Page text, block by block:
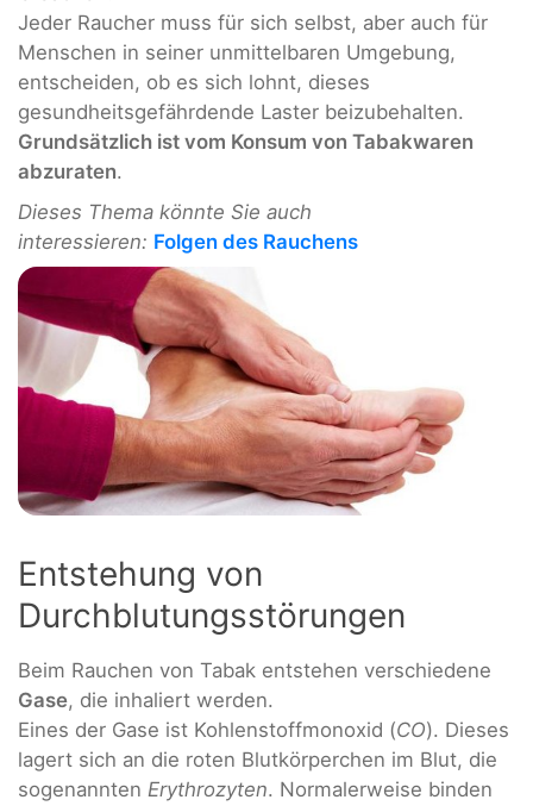
Jeder Raucher muss für sich selbst, aber auch für
Menschen in seiner unmittelbaren Umgebung,
entscheiden, ob es sich lohnt, dieses
gesundheitsgefährdende Laster beizubehalten.
Grundsätzlich ist vom Konsum von Tabakwaren
abzuraten.
Dieses Thema könnte Sie auch
interessieren: Folgen des Rauchens
Entstehung von
Durchblutungsstörungen
Beim Rauchen von Tabak entstehen verschiedene
Gase, die inhaliert werden.
Eines der Gase ist Kohlenstoffmonoxid (CO). Dieses
lagert sich an die roten Blutkörperchen im Blut, die
sogenannten Erythrozyten. Normalerweise binden